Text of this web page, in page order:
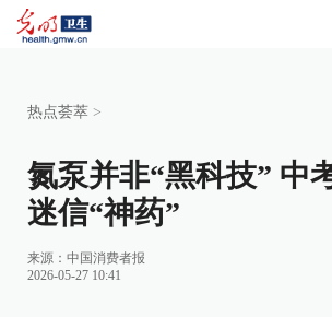
热点荟萃 >
氮泵并非“黑科技” 中
迷信“神药”
来源： 中国消费者报
2026-05-27 10:41